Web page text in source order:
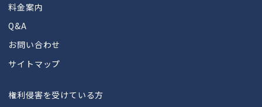
料金案内
Q&A
お問い合わせ
サイトマップ
権利侵害を受けている方